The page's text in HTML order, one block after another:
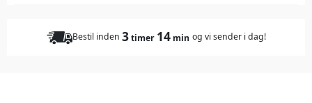
Bestil inden 3timer 14 min og vi sender i dag!